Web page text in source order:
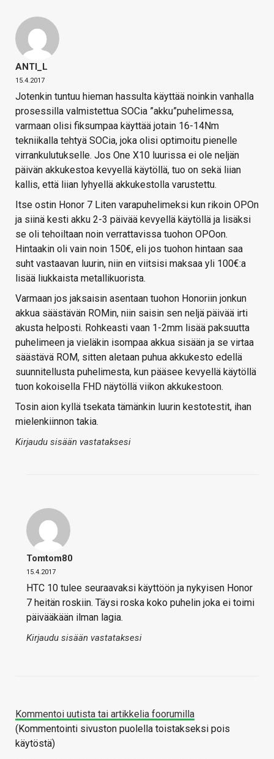
ANTI_L
15.4.2017
Jotenkin tuntuu hieman hassulta käyttää noinkin vanhalla
prosessilla valmistettua SOCia ”akku”puhelimessa,
varmaan olisi fiksumpaa käyttää jotain 16-14Nm
tekniikalla tehtyä SOCia, joka olisi optimoitu pienelle
virrankulutukselle. Jos One X10 luurissa ei ole neljän
päivän akkukestoa kevyellä käytöllä, tuo on sekä liian
kallis, että liian lyhyellä akkukestolla varustettu.
Itse ostin Honor 7 Liten varapuhelimeksi kun rikoin OPOn
ja siinä kesti akku 2-3 päivää kevyellä käytöllä ja lisäksi
se oli tehoiltaan noin verrattavissa tuohon OPOon.
Hintaakin oli vain noin 150€, eli jos tuohon hintaan saa
suht vastaavan luurin, niin en viitsisi maksaa yli 100€:a
lisää liukkaista metallikuorista.
Varmaan jos jaksaisin asentaan tuohon Honoriin jonkun
akkua säästävän ROMin, niin saisin sen neljä päivää irti
akusta helposti. Rohkeasti vaan 1-2mm lisää paksuutta
puhelimeen ja vieläkin isompaa akkua sisään ja se virtaa
säästävä ROM, sitten aletaan puhua akkukesto edellä
suunnitellusta puhelimesta, kun pääsee kevyellä käytöllä
tuon kokoisella FHD näytöllä viikon akkukestoon.
Tosin aion kyllä tsekata tämänkin luurin kestotestit, ihan
mielenkiinnon takia.
Kirjaudu sisään vastataksesi
Tomtom80
15.4.2017
HTC 10 tulee seuraavaksi käyttöön ja nykyisen Honor
7 heitän roskiin. Täysi roska koko puhelin joka ei toimi
päivääkään ilman lagia.
Kirjaudu sisään vastataksesi
Kommentoi uutista tai artikkelia foorumilla
(Kommentointi sivuston puolella toistakseksi pois
käytöstä)